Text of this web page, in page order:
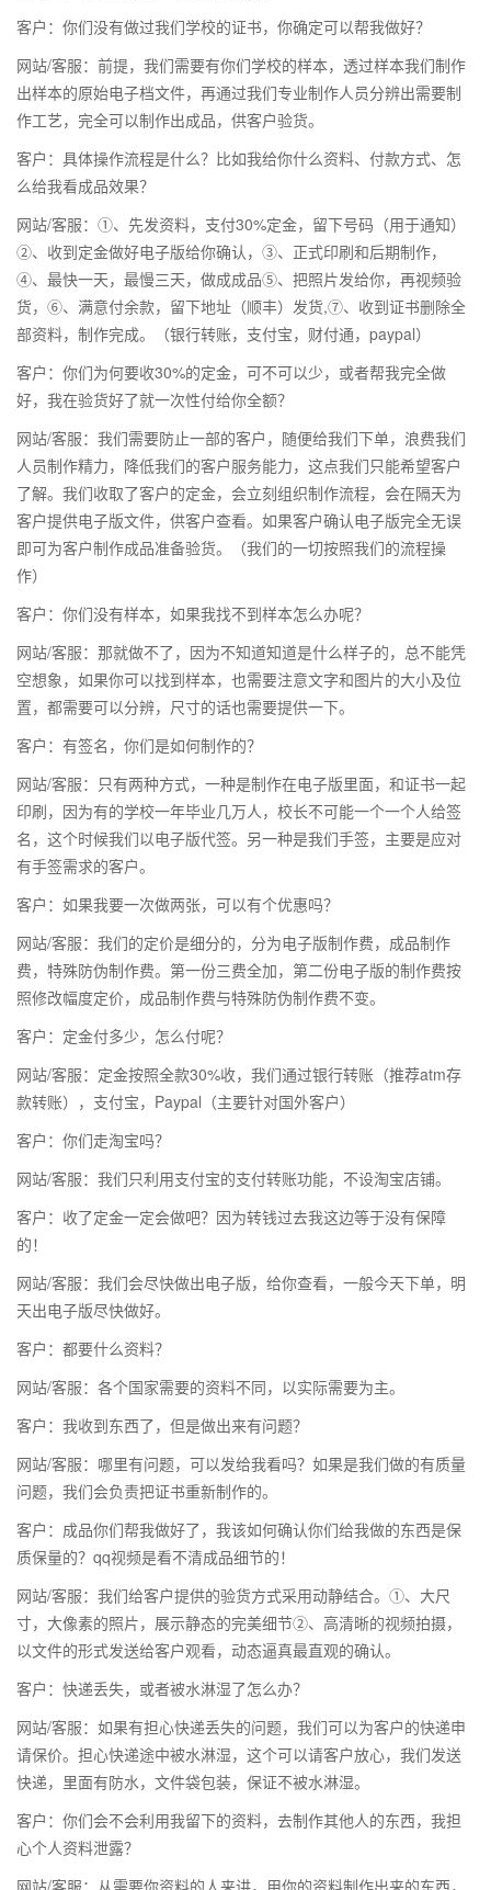
客户：你们没有做过我们学校的证书，你确定可以帮我做好？
网站/客服：前提，我们需要有你们学校的样本，透过样本我们制作
出样本的原始电子档文件，再通过我们专业制作人员分辨出需要制
作工艺，完全可以制作出成品，供客户验货。
客户：具体操作流程是什么？比如我给你什么资料、付款方式、怎
么给我看成品效果？
网站/客服：①、先发资料，支付30%定金，留下号码（用于通知）
②、收到定金做好电子版给你确认，③、正式印刷和后期制作，
④、最快一天，最慢三天，做成成品⑤、把照片发给你，再视频验
货，⑥、满意付余款，留下地址（顺丰）发货,⑦、收到证书删除全
部资料，制作完成。（银行转账，支付宝，财付通，paypal）
客户：你们为何要收30%的定金，可不可以少，或者帮我完全做
好，我在验货好了就一次性付给你全额？
网站/客服：我们需要防止一部的客户，随便给我们下单，浪费我们
人员制作精力，降低我们的客户服务能力，这点我们只能希望客户
了解。我们收取了客户的定金，会立刻组织制作流程，会在隔天为
客户提供电子版文件，供客户查看。如果客户确认电子版完全无误
即可为客户制作成品准备验货。（我们的一切按照我们的流程操
作）
客户：你们没有样本，如果我找不到样本怎么办呢？
网站/客服：那就做不了，因为不知道知道是什么样子的，总不能凭
空想象，如果你可以找到样本，也需要注意文字和图片的大小及位
置，都需要可以分辨，尺寸的话也需要提供一下。
客户：有签名，你们是如何制作的？
网站/客服：只有两种方式，一种是制作在电子版里面，和证书一起
印刷，因为有的学校一年毕业几万人，校长不可能一个一个人给签
名，这个时候我们以电子版代签。另一种是我们手签，主要是应对
有手签需求的客户。
客户：如果我要一次做两张，可以有个优惠吗？
网站/客服：我们的定价是细分的，分为电子版制作费，成品制作
费，特殊防伪制作费。第一份三费全加，第二份电子版的制作费按
照修改幅度定价，成品制作费与特殊防伪制作费不变。
客户：定金付多少，怎么付呢？
网站/客服：定金按照全款30%收，我们通过银行转账（推荐atm存
款转账），支付宝，Paypal（主要针对国外客户）
客户：你们走淘宝吗？
网站/客服：我们只利用支付宝的支付转账功能，不设淘宝店铺。
客户：收了定金一定会做吧？因为转钱过去我这边等于没有保障
的！
网站/客服：我们会尽快做出电子版，给你查看，一般今天下单，明
天出电子版尽快做好。
客户：都要什么资料？
网站/客服：各个国家需要的资料不同，以实际需要为主。
客户：我收到东西了，但是做出来有问题？
网站/客服：哪里有问题，可以发给我看吗？如果是我们做的有质量
问题，我们会负责把证书重新制作的。
客户：成品你们帮我做好了，我该如何确认你们给我做的东西是保
质保量的？qq视频是看不清成品细节的！
网站/客服：我们给客户提供的验货方式采用动静结合。①、大尺
寸，大像素的照片，展示静态的完美细节②、高清晰的视频拍摄，
以文件的形式发送给客户观看，动态逼真最直观的确认。
客户：快递丢失，或者被水淋湿了怎么办？
网站/客服：如果有担心快递丢失的问题，我们可以为客户的快递申
请保价。担心快递途中被水淋湿，这个可以请客户放心，我们发送
快递，里面有防水，文件袋包装，保证不被水淋湿。
客户：你们会不会利用我留下的资料，去制作其他人的东西，我担
心个人资料泄露？
网站/客服：从需要你资料的人来讲，用你的资料制作出来的东西，